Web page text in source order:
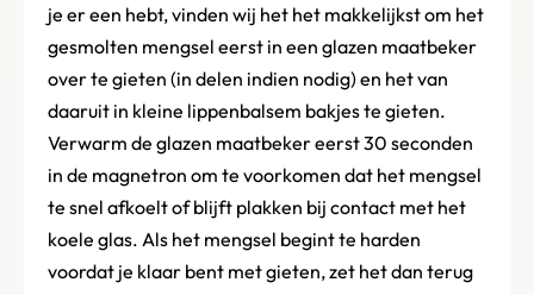
je er een hebt, vinden wij het het makkelijkst om het
gesmolten mengsel eerst in een glazen maatbeker
over te gieten (in delen indien nodig) en het van
daaruit in kleine lippenbalsem bakjes te gieten.
Verwarm de glazen maatbeker eerst 30 seconden
in de magnetron om te voorkomen dat het mengsel
te snel afkoelt of blijft plakken bij contact met het
koele glas. Als het mengsel begint te harden
voordat je klaar bent met gieten, zet het dan terug